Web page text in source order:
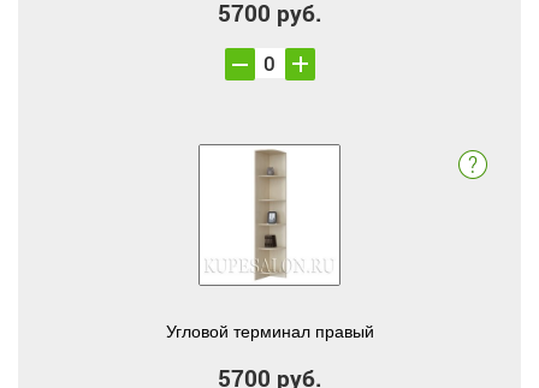
5700 руб.
Угловой терминал правый
5700 руб.